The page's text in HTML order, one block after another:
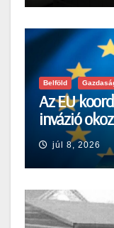
Belföld
Az EU
invázió
júl 8, 2026